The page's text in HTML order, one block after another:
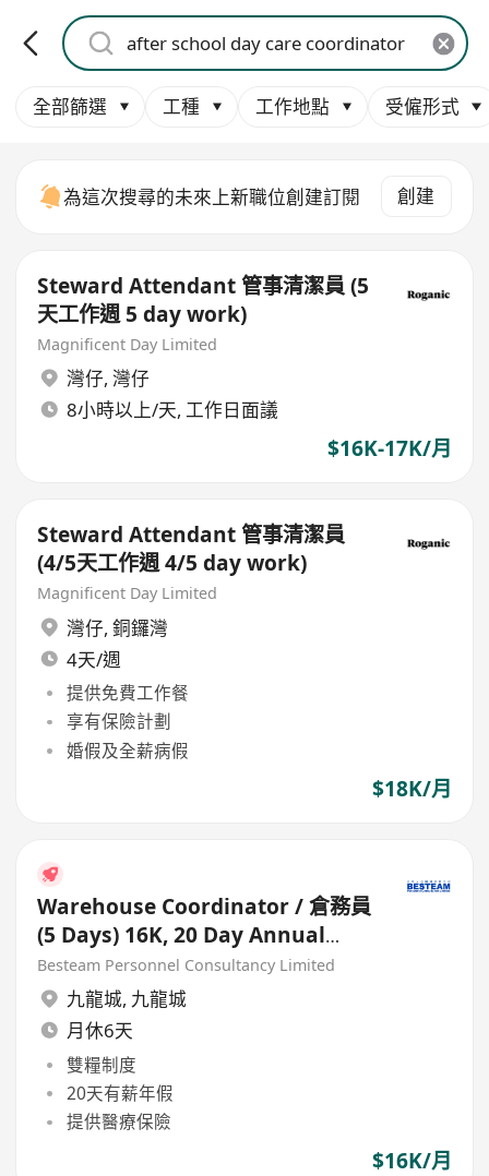
全部篩選 工種 工作地點 受僱形式
為這次搜尋的未來上新職位創建訂閱 創建
Steward Attendant 管事清潔員 (5
天工作週 5 day work)
Magnificent Day Limited
灣仔, 灣仔
8小時以上/天, 工作日面議
$16K-17K/月
Steward Attendant 管事清潔員
(4/5天工作週 4/5 day work)
Magnificent Day Limited
灣仔, 銅鑼灣
4天/週
提供免費工作餐
享有保險計劃
婚假及全薪病假
$18K/月
Warehouse Coordinator / 倉務員
(5 Days) 16K, 20 Day Annual
Leave
Besteam Personnel Consultancy Limited
九龍城, 九龍城
月休6天
雙糧制度
20天有薪年假
提供醫療保險
$16K/月